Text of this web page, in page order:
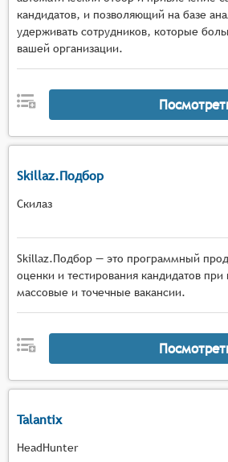
кандидатов, и позволяющий на базе
удерживать сотрудников, которые
вашей организации.
Skillaz.Подбор
Скилаз
Skillaz.Подбор — это программный
оценки и тестирования кандидатов
массовые и точечные вакансии.
Talantix
HeadHunter